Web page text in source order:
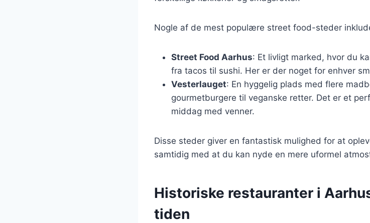
Nogle af de mest populære street food-steder
Street Food Aarhus: Et livligt marked, hvor du
fra tacos til sushi. Her er der noget for enhver
Vesterlauget: En hyggelig plads med flere
gourmetburgere til veganske retter. Det er et
middag med venner.
Disse steder giver en fantastisk mulighed for at
samtidig med at du kan nyde en mere uformel
Historiske restauranter i
tiden